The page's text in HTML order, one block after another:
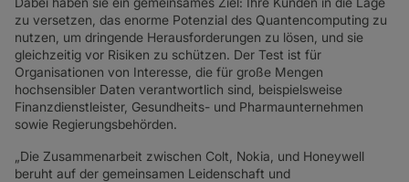
zu versetzen, das enorme Potenzial des Quantencomputing zu
nutzen, um dringende Herausforderungen zu lösen, und sie
gleichzeitig vor Risiken zu schützen. Der Test ist für
Organisationen von Interesse, die für große Mengen
hochsensibler Daten verantwortlich sind, beispielsweise
Finanzdienstleister, Gesundheits- und Pharmaunternehmen
sowie Regierungsbehörden.
„Die Zusammenarbeit zwischen Colt, Nokia, und Honeywell
beruht auf der gemeinsamen Leidenschaft und